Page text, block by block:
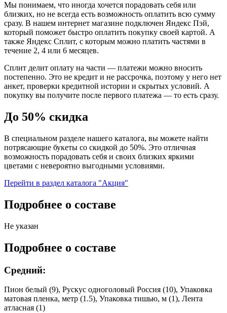
Мы понимаем, что иногда хочется порадовать себя или
близких, но не всегда есть возможность оплатить всю сумму
сразу. В нашем интернет магазине подключен Яндекс Пэй,
который поможет быстро оплатить покупку своей картой. А
также Яндекс Сплит, с которым можно платить частями в
течение 2, 4 или 6 месяцев.
Сплит делит оплату на части — платежи можно вносить
постепенно. Это не кредит и не рассрочка, поэтому у него нет
анкет, проверки кредитной истории и скрытых условий. А
покупку вы получите после первого платежа — то есть сразу.
До 50% скидка
В специальном разделе нашего каталога, вы можете найти
потрясающие букеты со скидкой до 50%. Это отличная
возможность порадовать себя и своих близких яркими
цветами с невероятно выгодными условиями.
Перейти в раздел каталога "Акция"
Подробнее о составе
Не указан
Подробнее о составе
Средний:
Пион белый (9), Рускус одноголовый Россия (10), Упаковка
матовая пленка, метр (1.5), Упаковка тишью, м (1), Лента
атласная (1)